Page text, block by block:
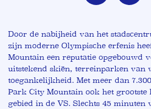
Door de nabijheid van het
zijn moderne Olympische erfenis
Mountain een reputatie opgebouwd
uitstekend skiën, terreinparken van
toegankelijkheid. Met meer dan
Park City Mountain ook het grootste
gebied in de VS. Slechts 45 minuten